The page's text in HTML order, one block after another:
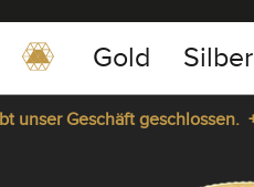
Gold Silber
Geschäft geschlossen. +